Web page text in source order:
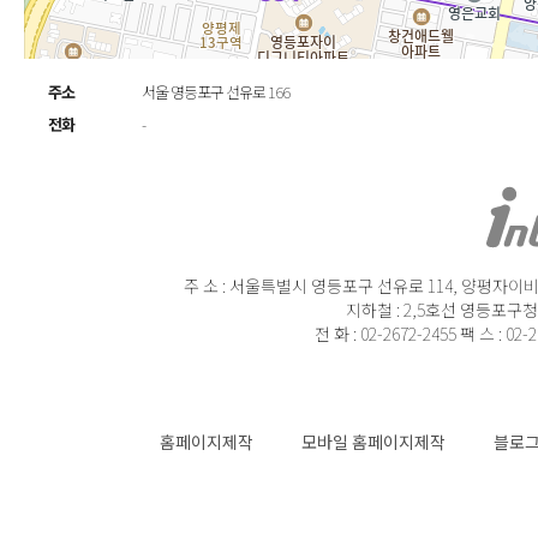
주소
서울 영등포구 선유로 166
전화
-
주 소 : 서울특별시 영등포구 선유로 114, 양평자이
지하철 : 2,5호선 영등포구
전 화 : 02-2672-2455 팩 스 :
홈페이지제작 모바일 홈페이지제작 블로